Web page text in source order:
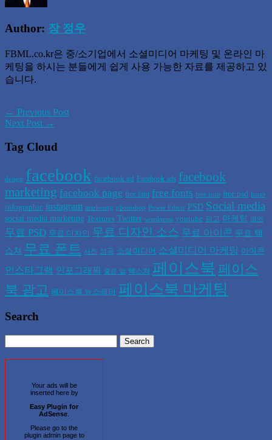
Author: 장 정우
FBML.co.kr은 중/소기업에서 소셜미디어 마케팅 및 온라인 마
케팅을 하시는 분들에게 쉽게 사용 가능한 자료를 제공하고 있
습니다.
← Previous Post
Next Post →
Tag Cloud
design facebook facebook ad Facebook ads facebook
marketing facebook page free font free fonts free icon free psd icons
infographic instagram marketing photoshop Power Editor PSD Social media
social media marketing Textures Twitter wordpress youtube 광고 마케팅 명언
무료 PSD 무료 디자인 무료 디자인 소스 무료 아이콘 무료 텍
스쳐 무료 폰트 사진 성공 소셜미디어 소셜미디어 마케팅 아이콘
인스타그램 인포그래픽 좋은 말 텍스쳐 페이스북 페이스
북 광고 페이스북 뉴스레터 페이스북 마케팅
Search
Your ads will be
inserted here by
Easy Plugin for
AdSense
Please go to the
plugin admin page to